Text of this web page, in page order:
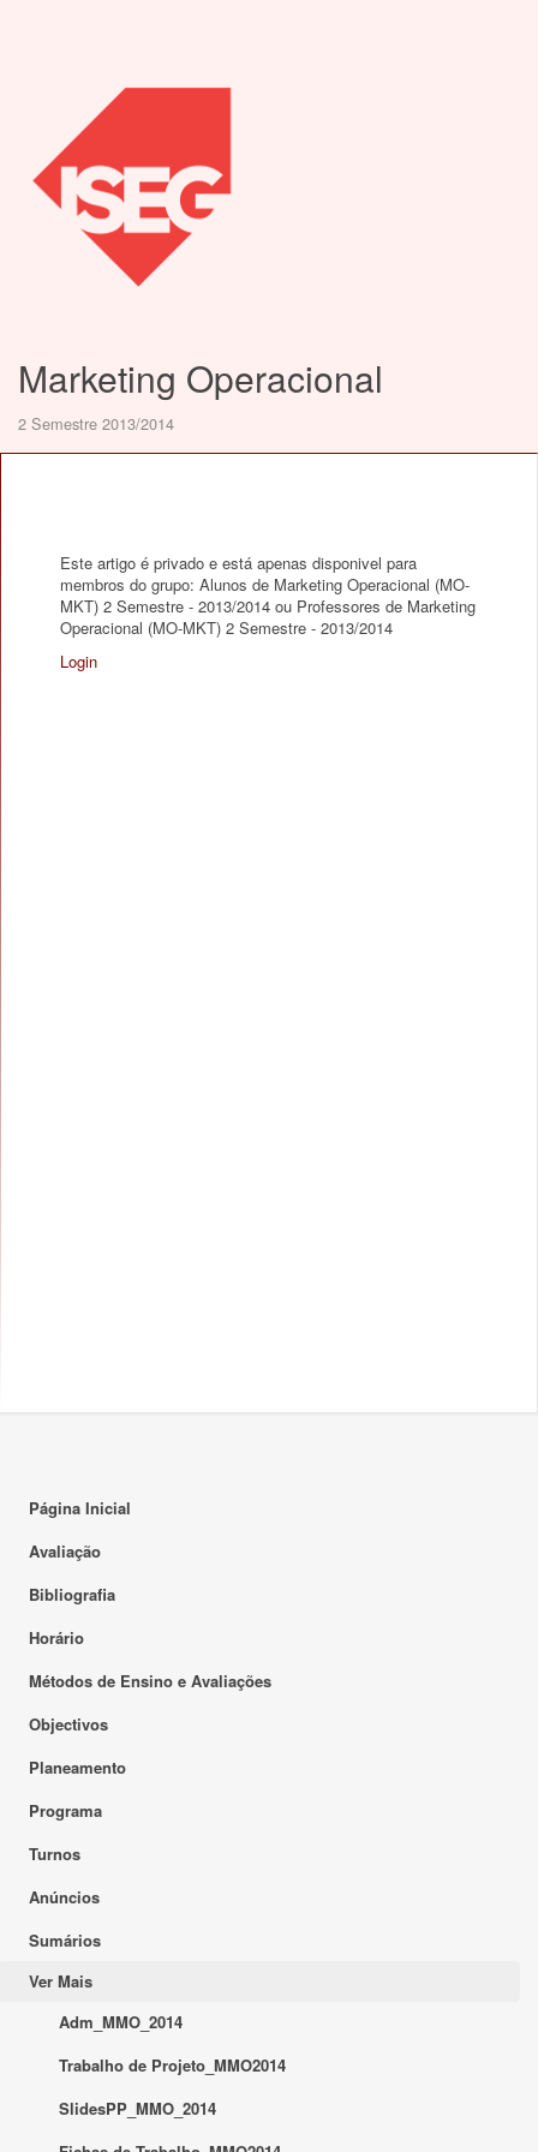
Marketing Operacional
2 Semestre 2013/2014
Este artigo é privado e está apenas disponivel para
membros do grupo: Alunos de Marketing Operacional (MO-
MKT) 2 Semestre - 2013/2014 ou Professores de Marketing
Operacional (MO-MKT) 2 Semestre - 2013/2014
Login
Página Inicial
Avaliação
Bibliografia
Horário
Métodos de Ensino e Avaliações
Objectivos
Planeamento
Programa
Turnos
Anúncios
Sumários
Ver Mais
Adm_MMO_2014
Trabalho de Projeto_MMO2014
SlidesPP_MMO_2014